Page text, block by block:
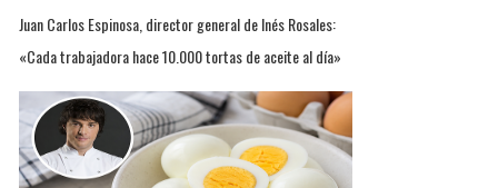
Juan Carlos Espinosa, director general de Inés Rosales:
«Cada trabajadora hace 10.000 tortas de aceite al día»